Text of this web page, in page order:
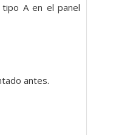
A en el panel
antes.